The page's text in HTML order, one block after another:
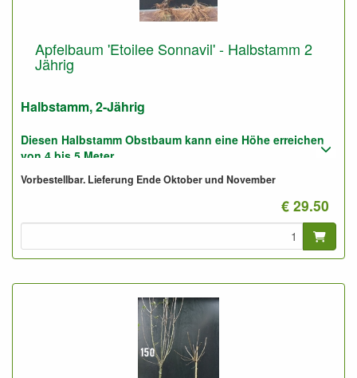
Apfelbaum 'Etoilee Sonnavil' - Halbstamm 2
Jährig
Halbstamm, 2-Jährig
Diesen Halbstamm Obstbaum kann eine Höhe erreichen
von 4 bis 5 Meter.
Pflanzabstand: 5 bis 6 Meter
Foto: Halbstamm 2-Jährig, nicht geschnitten.
Vorbestellbar. Lieferung Ende Oktober und November
€ 29.50